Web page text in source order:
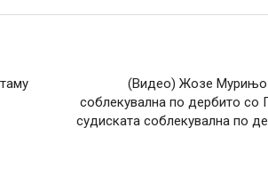
(Видео) Жозе Мурињо
соблекувална по дербито со
судиската соблекувална по